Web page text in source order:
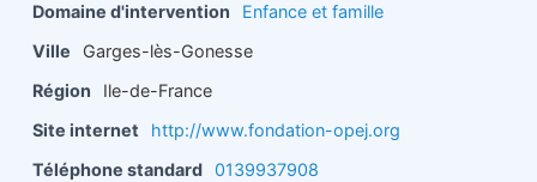
Domaine d'intervention
Enfance et famille
Ville
Garges-lès-Gonesse
Région
Ile-de-France
Site internet
http://www.fondation-opej.org
Téléphone standard 0139937908